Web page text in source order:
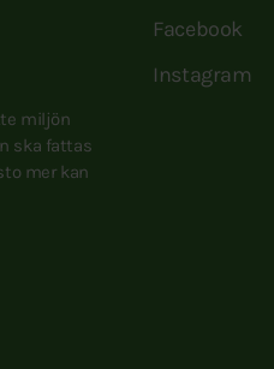
miljön
ska fattas
mer kan
Facebook
Instagram